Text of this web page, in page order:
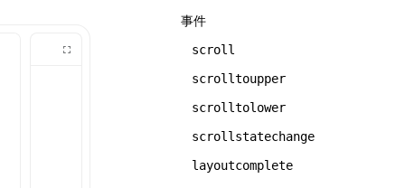
事件
scroll
scrolltoupper
scrolltolower
scrollstatechange
layoutcomplete